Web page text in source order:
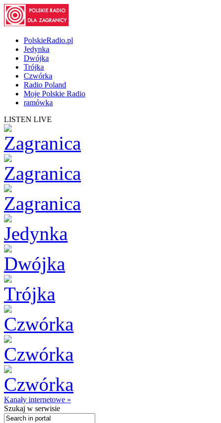
PolskieRadio.pl
Jedynka
Dwójka
Trójka
Czwórka
Radio Poland
Moje Polskie Radio
ramówka
LISTEN LIVE
Kanały internetowe »
Szukaj w serwisie